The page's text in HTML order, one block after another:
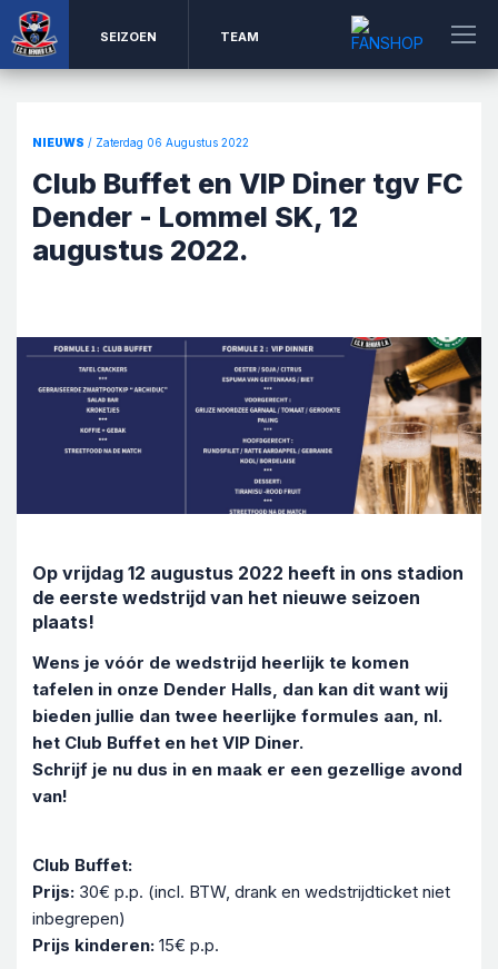
SEIZOEN TEAM
NIEUWS / Zaterdag 06 Augustus 2022
Club Buffet en VIP Diner tgv FC
Dender - Lommel SK, 12
augustus 2022.
Op vrijdag 12 augustus 2022 heeft in ons stadion
de eerste wedstrijd van het nieuwe seizoen
plaats!
Wens je vóór de wedstrijd heerlijk te komen
tafelen in onze Dender Halls, dan kan dit want wij
bieden jullie dan twee heerlijke formules aan, nl.
het Club Buffet en het VIP Diner.
Schrijf je nu dus in en maak er een gezellige avond
van!
Club Buffet:
Prijs: 30€ p.p. (incl. BTW, drank en wedstrijdticket niet
inbegrepen)
Prijs kinderen: 15€ p.p.